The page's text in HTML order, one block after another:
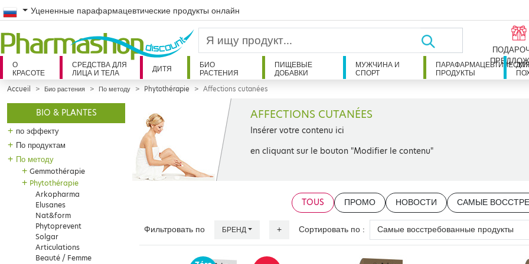
Russian
Уцененные парафармацевтические продукты онлайн
О
КРАСОТЕ
СРЕДСТВА ДЛЯ
ЛИЦА И ТЕЛА
ДИТЯ
БИО
РАСТЕНИЯ
ПИЩЕВЫЕ
ДОБАВКИ
МУЖЧИНА И
СПОРТ
ПРОДУКТЫ
Accueil Био растения По методу Phytothérapie Affections cutanées
BIO & PLANTES
+ по эффекту
+ По продуктам
+ По методу
+ Gemmothérapie
+ Phytothérapie
Arkopharma
Elusanes
Nat&form
Phytoprevent
Solgar
Articulations
Beauté / Femme
AFFECTIONS CUTANÉES
Insérer votre contenu ici
en cliquant sur le bouton "Modifier le contenu"
TOUS ПРОМО НОВОСТИ САМЫЕ
Фильтровать по БРЕНД + Сортировать по :